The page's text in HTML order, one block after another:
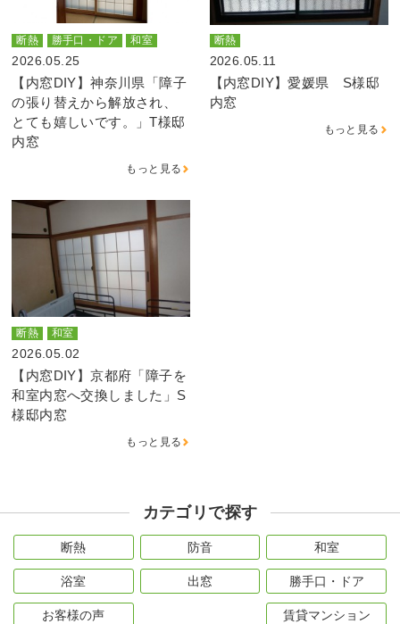
断熱 勝手口・ドア 和室
2026.05.25
【内窓DIY】神奈川県「障子
の張り替えから解放され、
とても嬉しいです。」T様邸
内窓
もっと見る
断熱
2026.05.11
【内窓DIY】愛媛県 S様邸
内窓
もっと見る
断熱 和室
2026.05.02
【内窓DIY】京都府「障子を
和室内窓へ交換しました」S
様邸内窓
もっと見る
カテゴリで探す
断熱 防音 和室
浴室 出窓 勝手口・ドア
お客様の声 賃貸マンション